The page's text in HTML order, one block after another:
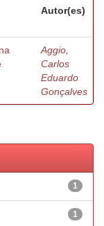
Autor(es)
Aggio,
Carlos
Eduardo
Gonçalves
1
1